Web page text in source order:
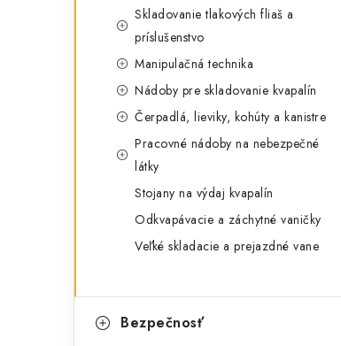
Skladovanie tlakových fliaš a
príslušenstvo
Manipulačná technika
Nádoby pre skladovanie kvapalín
Čerpadlá, lieviky, kohúty a kanistre
Pracovné nádoby na nebezpečné
látky
Stojany na výdaj kvapalín
Odkvapávacie a záchytné vaničky
Veľké skladacie a prejazdné vane
Bezpečnosť